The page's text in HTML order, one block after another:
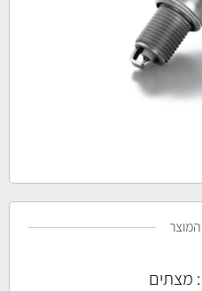
מצתים